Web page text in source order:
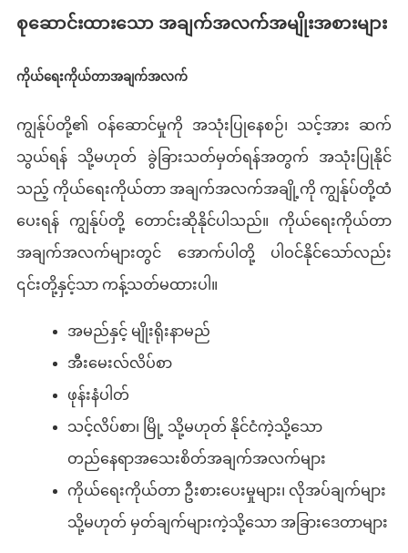
စုဆောင်းထားသော အချက်အလက်အမျိုးအစားများ
ကိုယ်ရေးကိုယ်တာအချက်အလက်
ကျွန်ုပ်တို့၏ ဝန်ဆောင်မှုကို အသုံးပြုနေစဉ်၊ သင့်အား ဆက်
သွယ်ရန် သို့မဟုတ် ခွဲခြားသတ်မှတ်ရန်အတွက် အသုံးပြုနိုင်
သည့် ကိုယ်ရေးကိုယ်တာ အချက်အလက်အချို့ကို ကျွန်ုပ်တို့ထံ
ပေးရန် ကျွန်ုပ်တို့ တောင်းဆိုနိုင်ပါသည်။ ကိုယ်ရေးကိုယ်တာ
အချက်အလက်များတွင် အောက်ပါတို့ ပါဝင်နိုင်သော်လည်း
၎င်းတို့နှင့်သာ ကန့်သတ်မထားပါ။
အမည်နှင့် မျိုးရိုးနာမည်
အီးမေးလ်လိပ်စာ
ဖုန်းနံပါတ်
သင့်လိပ်စာ၊ မြို့ သို့မဟုတ် နိုင်ငံကဲ့သို့သော
တည်နေရာအသေးစိတ်အချက်အလက်များ
ကိုယ်ရေးကိုယ်တာ ဦးစားပေးမှုများ၊ လိုအပ်ချက်များ
သို့မဟုတ် မှတ်ချက်များကဲ့သို့သော အခြားဒေတာများ